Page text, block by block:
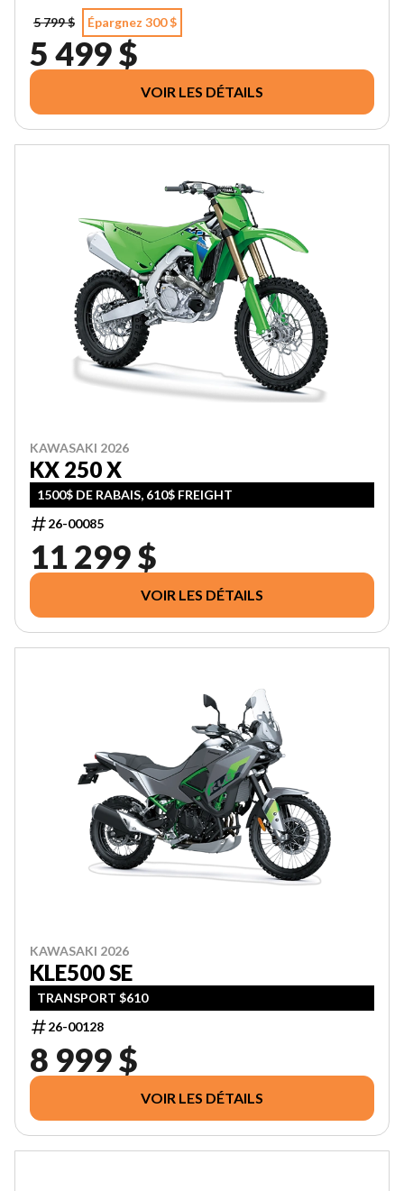
5 799 $
Épargnez 300 $
5 499 $
VOIR LES DÉTAILS
KAWASAKI 2026
KX 250 X
1500$ DE RABAIS, 610$ FREIGHT
26-00085
11 299 $
VOIR LES DÉTAILS
KAWASAKI 2026
KLE500 SE
TRANSPORT $610
26-00128
8 999 $
VOIR LES DÉTAILS